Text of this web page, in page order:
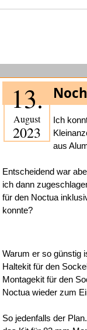
13.
August
2023
Ich
aus
Entscheidend war
ich dann
für den Noctua
konnte?
Warum er so günstig
Haltekit für den
Montagekit für den
Noctua wieder zum
So jedenfalls der